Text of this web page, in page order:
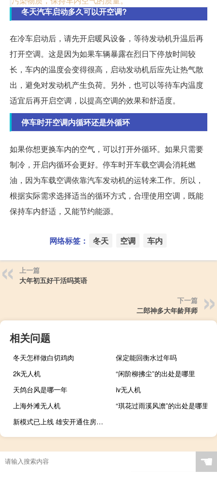
冬天汽车启动多久可以开空调?
在冷车启动后，请先开启暖风设备，等待发动机升温后再
打开空调。这是因为如果车辆暴露在烈日下停放时间较
长，车内的温度会变得很高，启动发动机后应先让热气散
出，避免对发动机产生负荷。另外，也可以等待车内温度
适宜后再开启空调，以提高空调的效果和舒适度。
停车时开空调内循环还是外循环
如果你想更换车内的空气，可以打开外循环。如果只需要
制冷，开启内循环会更好。停车时开车载空调会消耗燃
油，因为车载空调依靠汽车发动机的运转来工作。所以，
根据实际需求选择适当的循环方式，合理使用空调，既能
保持车内舒适，又能节约能源。
网络标签： 冬天 空调 车内
上一篇
大年初五好干活吗英语
下一篇
二郎神多大年龄拜师
相关问题
冬天怎样做白切鸡肉
保定能回衡水过年吗
2k无人机
“闲阶柳拂尘”的出处是哪里
天鸽台风是哪一年
iv无人机
上海外滩无人机
“琪花过雨溪风澹”的出处是哪里
新模式已上线 雄安开通住房公积金租房直付功能
☚